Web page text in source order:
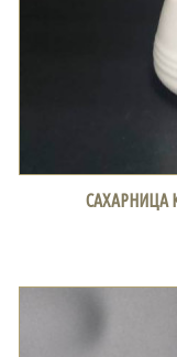
САХАРНИЦА